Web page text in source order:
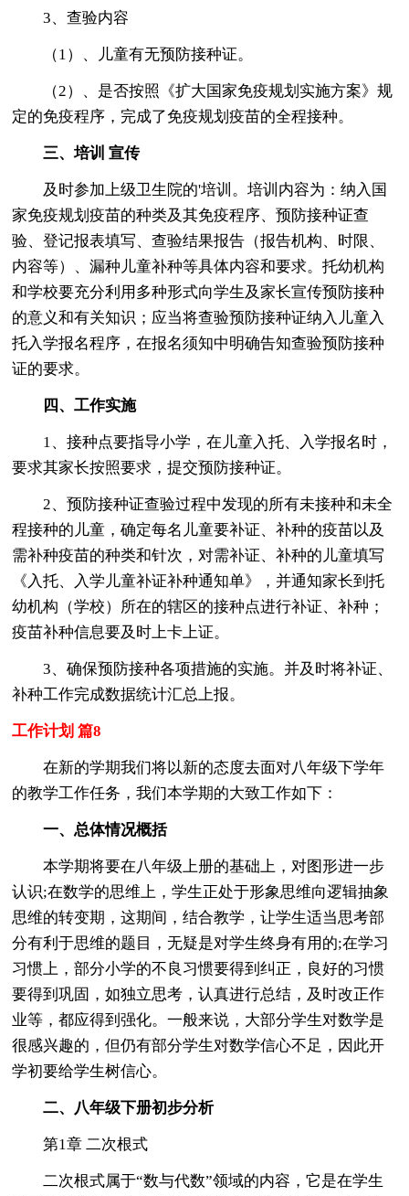
3、查验内容
（1）、儿童有无预防接种证。
（2）、是否按照《扩大国家免疫规划实施方案》规
定的免疫程序，完成了免疫规划疫苗的全程接种。
三、培训 宣传
及时参加上级卫生院的'培训。培训内容为：纳入国
家免疫规划疫苗的种类及其免疫程序、预防接种证查
验、登记报表填写、查验结果报告（报告机构、时限、
内容等）、漏种儿童补种等具体内容和要求。托幼机构
和学校要充分利用多种形式向学生及家长宣传预防接种
的意义和有关知识；应当将查验预防接种证纳入儿童入
托入学报名程序，在报名须知中明确告知查验预防接种
证的要求。
四、工作实施
1、接种点要指导小学，在儿童入托、入学报名时，
要求其家长按照要求，提交预防接种证。
2、预防接种证查验过程中发现的所有未接种和未全
程接种的儿童，确定每名儿童要补证、补种的疫苗以及
需补种疫苗的种类和针次，对需补证、补种的儿童填写
《入托、入学儿童补证补种通知单》，并通知家长到托
幼机构（学校）所在的辖区的接种点进行补证、补种；
疫苗补种信息要及时上卡上证。
3、确保预防接种各项措施的实施。并及时将补证、
补种工作完成数据统计汇总上报。
工作计划 篇8
在新的学期我们将以新的态度去面对八年级下学年
的教学工作任务，我们本学期的大致工作如下：
一、总体情况概括
本学期将要在八年级上册的基础上，对图形进一步
认识;在数学的思维上，学生正处于形象思维向逻辑抽象
思维的转变期，这期间，结合教学，让学生适当思考部
分有利于思维的题目，无疑是对学生终身有用的;在学习
习惯上，部分小学的不良习惯要得到纠正，良好的习惯
要得到巩固，如独立思考，认真进行总结，及时改正作
业等，都应得到强化。一般来说，大部分学生对数学是
很感兴趣的，但仍有部分学生对数学信心不足，因此开
学初要给学生树信心。
二、八年级下册初步分析
第1章 二次根式
二次根式属于“数与代数”领域的内容，它是在学生